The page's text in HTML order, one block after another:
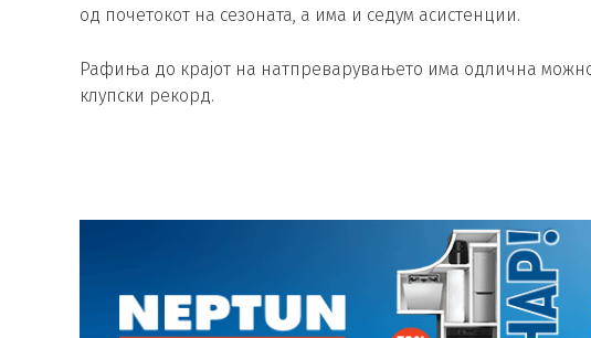
од почетокот на сезоната, а има и седум асистенции.
Рафиња до крајот на натпреварувањето има одлична
клупски рекорд.